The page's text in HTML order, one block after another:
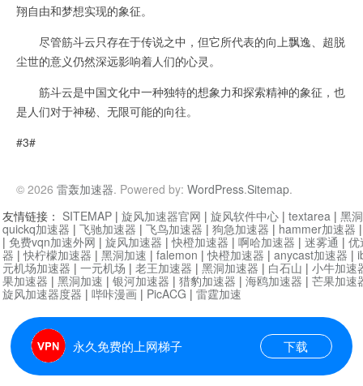
翔自由和梦想实现的象征。
尽管筋斗云只存在于传说之中，但它所代表的向上飘逸、超脱
尘世的意义仍然深远影响着人们的心灵。
筋斗云是中国文化中一种独特的想象力和探索精神的象征，也
是人们对于神秘、无限可能的向往。
#3#
© 2026 雷轰加速器. Powered by: WordPress.Sitemap.
永久免费的上网梯子 下载
友情链接： SITEMAP | 旋风加速器官网 | 旋风软件中心 | textarea | 黑
quickq加速器 | 飞驰加速器 | 飞鸟加速器 | 狗急加速器 | hammer加速器
| 免费vqn加速外网 | 旋风加速器 |快橙加速器 | 啊哈加速器 | 迷雾通 | 优
器 |快柠檬加速器 | 黑洞加速 | falemon |快橙加速器 | anycast加速器 |
元机场加速器 | 一元机场 | 老王加速器 | 黑洞加速器 | 白石山 | 小牛加速
果加速器 | 黑洞加速 | 银河加速器 | 猎豹加速器 | 海鸥加速器 | 芒果加速
旋风加速器度器 | 哔咔漫画 | PicACG | 雷霆加速